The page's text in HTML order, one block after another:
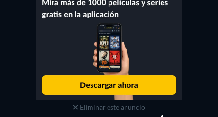
Eliminar este anuncio